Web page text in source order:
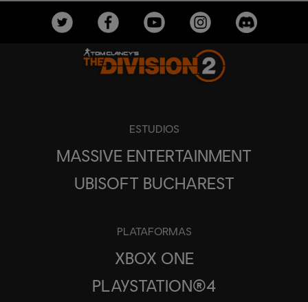
ESTUDIOS
MASSIVE ENTERTAINMENT
UBISOFT BUCHAREST
PLATAFORMAS
XBOX ONE
PLAYSTATION®4